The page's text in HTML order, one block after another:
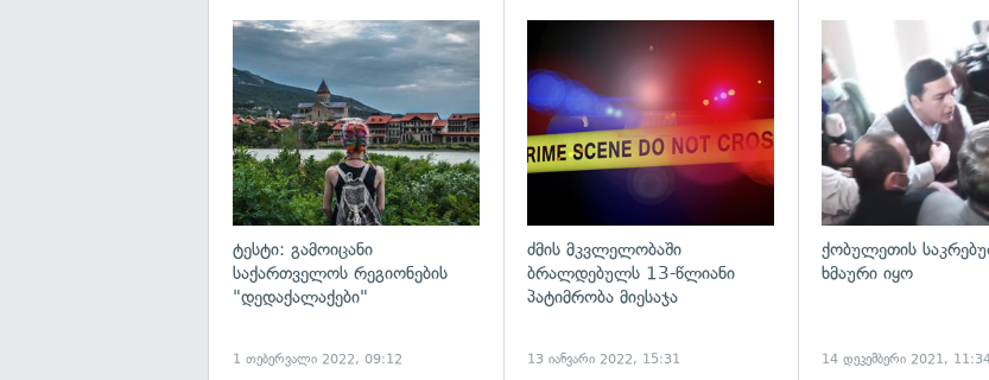
ტესტი: გამოიცანი
საქართველოს რეგიონების
"დედაქალაქები"
1 თებერვალი 2022, 09:12
ძმის მკვლელობაში
ბრალდებულს 13-წლიანი
პატიმრობა მიესაჯა
13 იანვარი 2022, 15:31
ქობულეთის
ხმაური იყო
14 დეკემბერი 2021,